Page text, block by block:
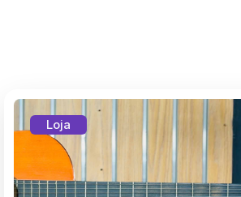
Loja